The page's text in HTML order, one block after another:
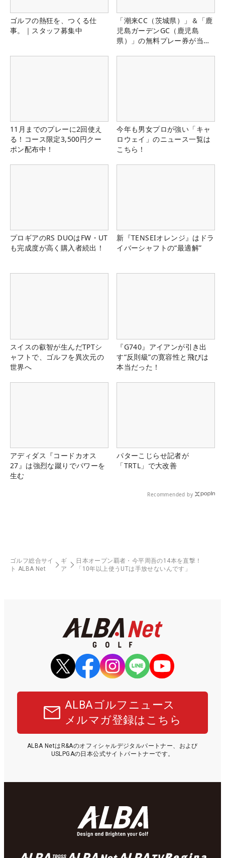
ゴルフの熱狂を、つくる仕
事。｜スタッフ募集中
「潮来CC（茨城県）」＆「鹿
児島ガーデンGC（鹿児島
県）」の無料プレー券が当た
11月までのプレーに2回使え
る！コース限定3,500円クー
ポン配布中！
今年も男女プロが強い「キャ
ロウェイ」のニュース一覧は
こちら！
プロギアのRS DUOはFW・UT
も完成度が高く購入者続出！
新『TENSEIオレンジ』はドラ
イバーシャフトの“最適解”
スイスの叡智が生んだTPTシ
ャフトで、ゴルフを異次元の
世界へ
『G740』アイアンが引き出
す“反則級”の寛容性と飛びは
本当だった！
アディダス『コードカオス
27』は強烈な蹴りでパワーを
生む
パターこじらせ記者が
「TRTL」で大改善
Recommended by
ゴルフ総合サイ
ト ALBA Net
ギ
ア
日本オープン覇者・今平周吾の14本を直撃！
「10年以上使うUTは手放せないんです」
ALBAゴルフニュース
メルマガ登録はこちら
ALBA NetはR&Aのオフィシャルデジタルパートナー、および
USLPGAの日本公式サイトパートナーです。